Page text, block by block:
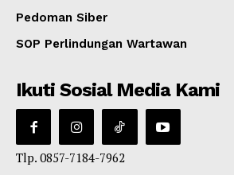
Pedoman Siber
SOP Perlindungan Wartawan
Ikuti Sosial Media Kami
Tlp. 0857-7184-7962